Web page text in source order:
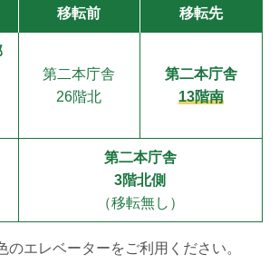
移転前 移転先
第二本庁舎
26階北
第二本庁舎
13階南
第二本庁舎
3階北側
（移転無し）
のエレベーターをご利用ください。